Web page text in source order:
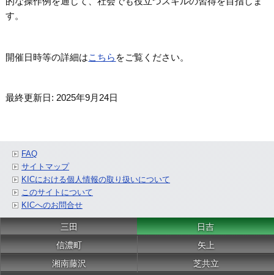
す。
開催日時等の詳細はこちら をご覧ください。
最終更新日: 2025年9月24日
FAQ
サイトマップ
KICにおける個人情報の取り扱いについて
このサイトについて
KICへのお問合せ
三田
日吉
信濃町
矢上
湘南藤沢
芝共立